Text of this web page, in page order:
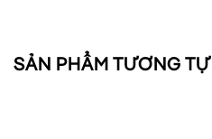
SẢN PHẨM TƯƠNG TỰ